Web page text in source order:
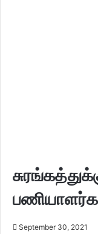
September 30, 2021